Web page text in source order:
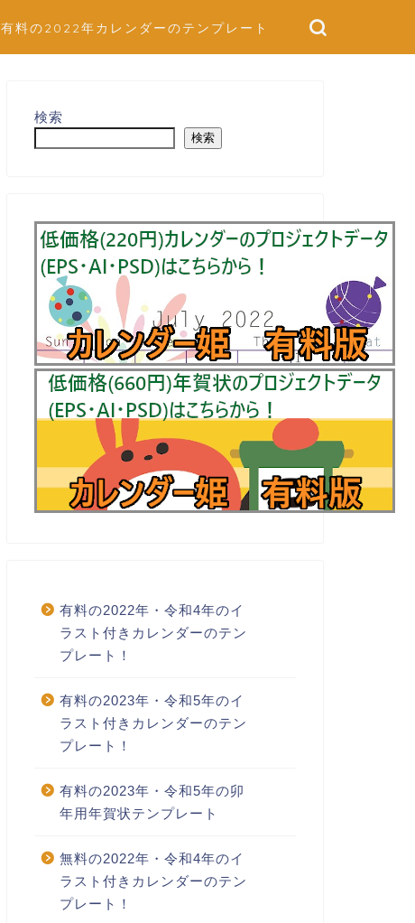
有料の2022年カレンダーのテンプレート
検索
検索
有料の2022年・令和4年のイ
ラスト付きカレンダーのテン
プレート！
有料の2023年・令和5年のイ
ラスト付きカレンダーのテン
プレート！
有料の2023年・令和5年の卯
年用年賀状テンプレート
無料の2022年・令和4年のイ
ラスト付きカレンダーのテン
プレート！